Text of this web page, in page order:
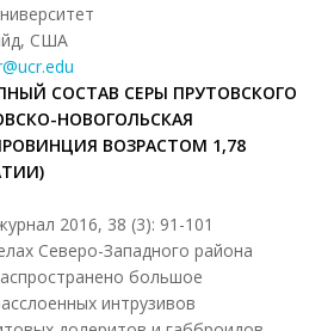
США
СОСТАВ СЕРЫ ПРУТОВСКОГО
НОВОГОЛЬСКАЯ
ВОЗРАСТОМ 1,78
2016, 38 (3): 91-101
Северо-Западного района
большое
интрузивов